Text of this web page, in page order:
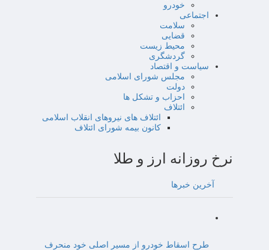
خودرو
اجتماعی
سلامت
قضایی
محیط زیست
گردشگری
سیاست و اقتصاد
مجلس شورای اسلامی
دولت
احزاب و تشکل ها
ائتلاف
ائتلاف های نیروهای انقلاب اسلامی
کانون بیمه شورای ائتلاف
نرخ روزانه ارز و طلا
آخرین خبرها
طرح اسقاط خودرو از مسیر اصلی خود منحرف